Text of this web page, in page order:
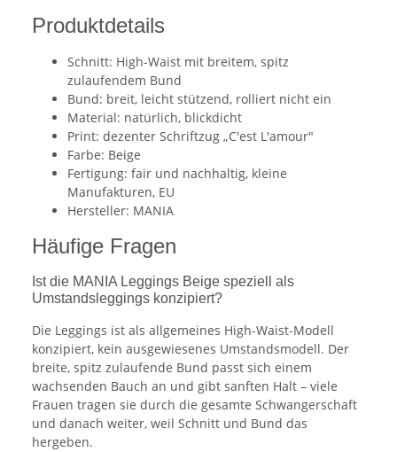
Produktdetails
Schnitt: High-Waist mit breitem, spitz
zulaufendem Bund
Bund: breit, leicht stützend, rolliert nicht ein
Material: natürlich, blickdicht
Print: dezenter Schriftzug „C'est L'amour"
Farbe: Beige
Fertigung: fair und nachhaltig, kleine
Manufakturen, EU
Hersteller: MANIA
Häufige Fragen
Ist die MANIA Leggings Beige speziell als
Umstandsleggings konzipiert?
Die Leggings ist als allgemeines High-Waist-Modell
konzipiert, kein ausgewiesenes Umstandsmodell. Der
breite, spitz zulaufende Bund passt sich einem
wachsenden Bauch an und gibt sanften Halt – viele
Frauen tragen sie durch die gesamte Schwangerschaft
und danach weiter, weil Schnitt und Bund das
hergeben.